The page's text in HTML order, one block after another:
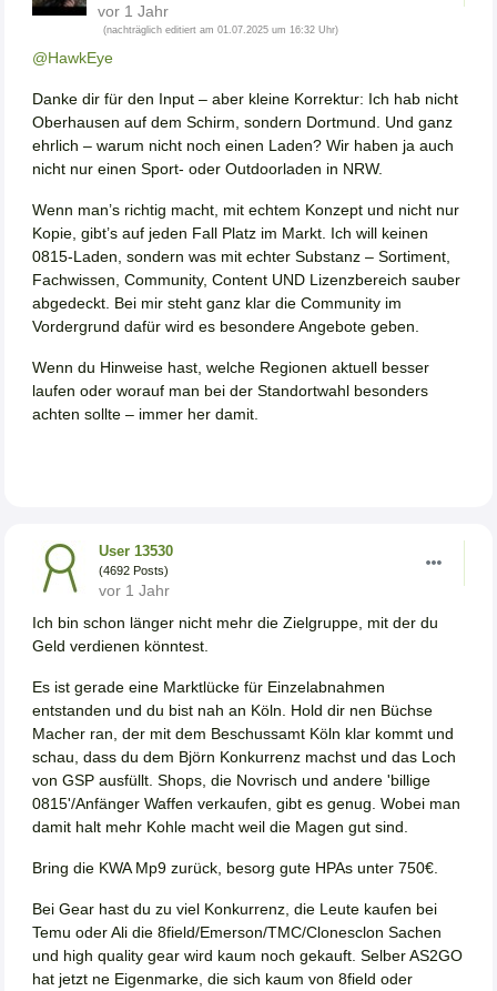
vor 1 Jahr
(nachträglich editiert am 01.07.2025 um 16:32 Uhr)
@HawkEye
Danke dir für den Input – aber kleine Korrektur: Ich hab nicht
Oberhausen auf dem Schirm, sondern Dortmund. Und ganz
ehrlich – warum nicht noch einen Laden? Wir haben ja auch
nicht nur einen Sport- oder Outdoorladen in NRW.
Wenn man’s richtig macht, mit echtem Konzept und nicht nur
Kopie, gibt’s auf jeden Fall Platz im Markt. Ich will keinen
0815-Laden, sondern was mit echter Substanz – Sortiment,
Fachwissen, Community, Content UND Lizenzbereich sauber
abgedeckt. Bei mir steht ganz klar die Community im
Vordergrund dafür wird es besondere Angebote geben.
Wenn du Hinweise hast, welche Regionen aktuell besser
laufen oder worauf man bei der Standortwahl besonders
achten sollte – immer her damit.
User 13530
(4692 Posts)
vor 1 Jahr
Ich bin schon länger nicht mehr die Zielgruppe, mit der du
Geld verdienen könntest.
Es ist gerade eine Marktlücke für Einzelabnahmen
entstanden und du bist nah an Köln. Hold dir nen Büchse
Macher ran, der mit dem Beschussamt Köln klar kommt und
schau, dass du dem Björn Konkurrenz machst und das Loch
von GSP ausfüllt. Shops, die Novrisch und andere 'billige
0815'/Anfänger Waffen verkaufen, gibt es genug. Wobei man
damit halt mehr Kohle macht weil die Magen gut sind.
Bring die KWA Mp9 zurück, besorg gute HPAs unter 750€.
Bei Gear hast du zu viel Konkurrenz, die Leute kaufen bei
Temu oder Ali die 8field/Emerson/TMC/Clonesclon Sachen
und high quality gear wird kaum noch gekauft. Selber AS2GO
hat jetzt ne Eigenmarke, die sich kaum von 8field oder